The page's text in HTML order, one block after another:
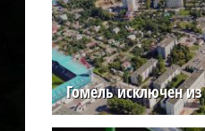
Гомель исключен